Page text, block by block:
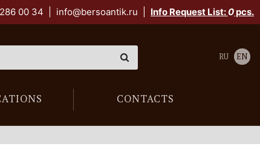
00 34 info@bersoantik.ru Info Request List:0pcs.
CONTACTS
RU EN